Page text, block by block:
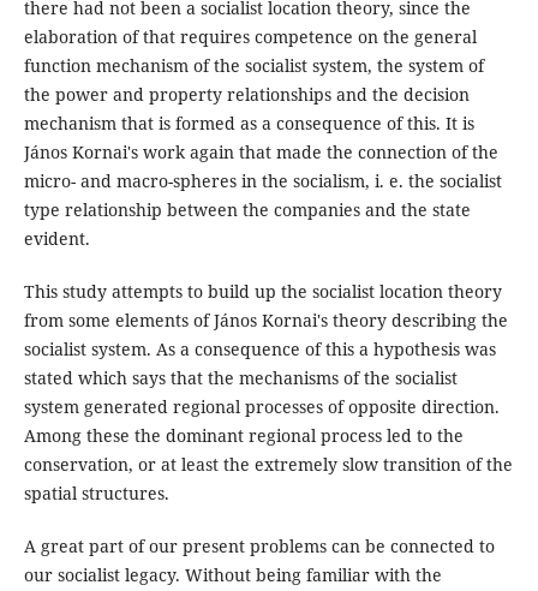
there had not been a socialist location theory, since the
elaboration of that requires competence on the general
function mechanism of the socialist system, the system of
the power and property relationships and the decision
mechanism that is formed as a consequence of this. It is
János Kornai's work again that made the connection of the
micro- and macro-spheres in the socialism, i. e. the socialist
type relationship between the companies and the state
evident.
This study attempts to build up the socialist location theory
from some elements of János Kornai's theory describing the
socialist system. As a consequence of this a hypothesis was
stated which says that the mechanisms of the socialist
system generated regional processes of opposite direction.
Among these the dominant regional process led to the
conservation, or at least the extremely slow transition of the
spatial structures.
A great part of our present problems can be connected to
our socialist legacy. Without being familiar with the